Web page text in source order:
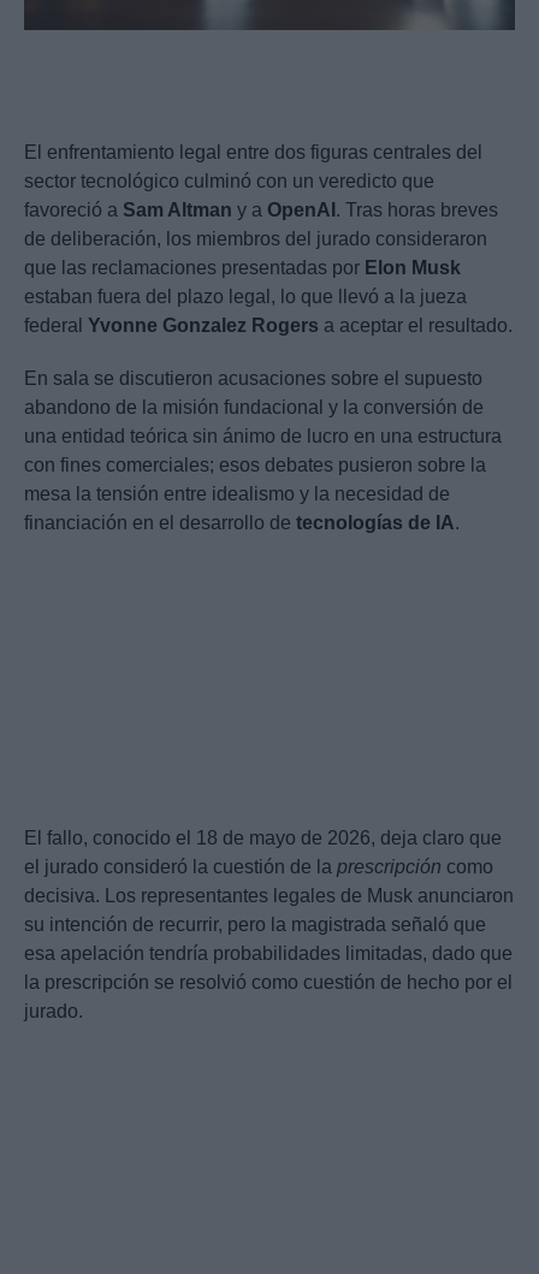
El enfrentamiento legal entre dos figuras centrales del
sector tecnológico culminó con un veredicto que
favoreció a Sam Altman y a OpenAI . Tras horas breves
de deliberación, los miembros del jurado consideraron
que las reclamaciones presentadas por Elon Musk
estaban fuera del plazo legal, lo que llevó a la jueza
federal Yvonne Gonzalez Rogers a aceptar el resultado.
En sala se discutieron acusaciones sobre el supuesto
abandono de la misión fundacional y la conversión de
una entidad teórica sin ánimo de lucro en una estructura
con fines comerciales; esos debates pusieron sobre la
mesa la tensión entre idealismo y la necesidad de
financiación en el desarrollo de tecnologías de IA.
El fallo, conocido el 18 de mayo de 2026, deja claro que
el jurado consideró la cuestión de la prescripción como
decisiva. Los representantes legales de Musk anunciaron
su intención de recurrir, pero la magistrada señaló que
esa apelación tendría probabilidades limitadas, dado que
la prescripción se resolvió como cuestión de hecho por el
jurado.